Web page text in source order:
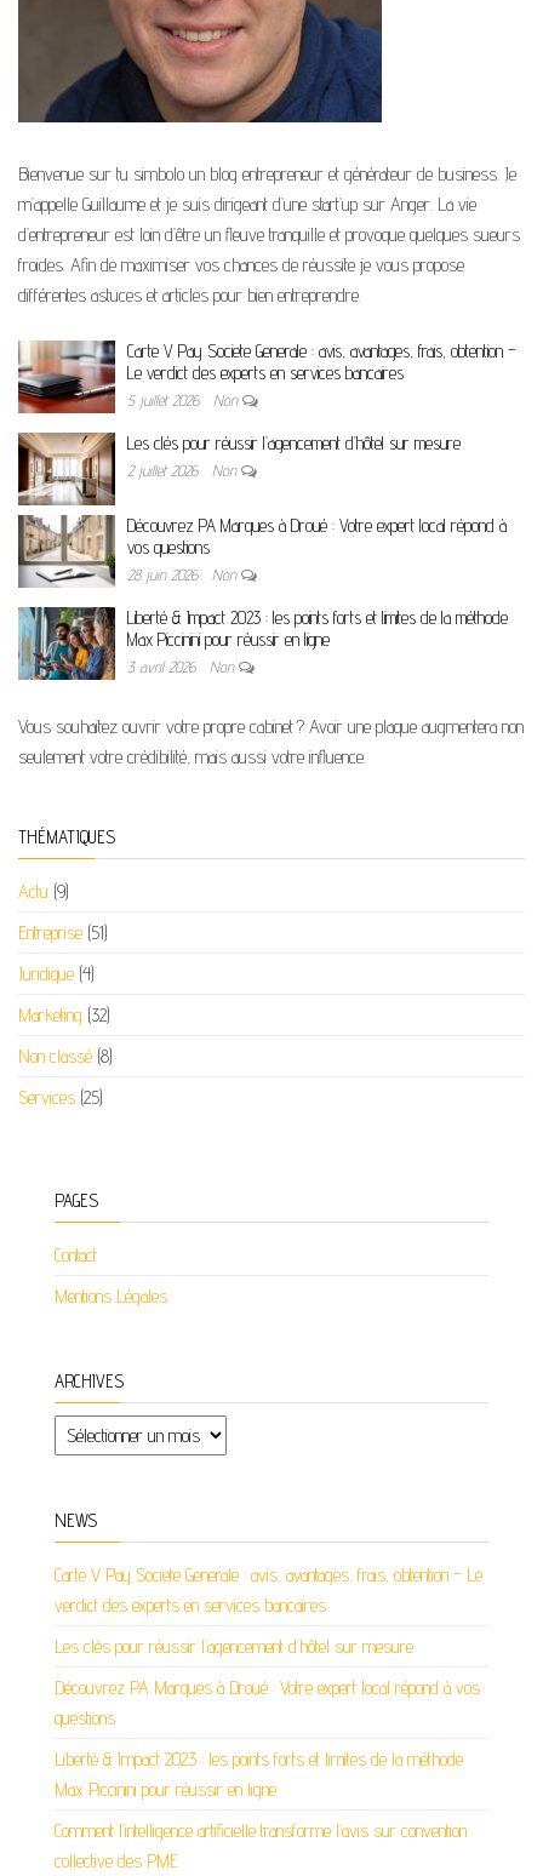
Bienvenue sur tu simbolo un blog entrepreneur et générateur de business. Je
m’appelle Guillaume et je suis dirigeant d’une start’up sur Anger. La vie
d’entrepreneur est loin d’être un fleuve tranquille et provoque quelques sueurs
froides. Afin de maximiser vos chances de réussite je vous propose
différentes astuces et articles pour bien entreprendre.
Carte V Pay Societe Generale : avis, avantages, frais, obtention –
Le verdict des experts en services bancaires
5 juillet 2026 Non
Les clés pour réussir l’agencement d’hôtel sur mesure
2 juillet 2026 Non
Découvrez PA Marques à Droué : Votre expert local répond à
vos questions
28 juin 2026 Non
Liberté & Impact 2023 : les points forts et limites de la méthode
Max Piccinini pour réussir en ligne
3 avril 2026 Non
Vous souhaitez ouvrir votre propre cabinet ? Avoir une plaque augmentera non
seulement votre crédibilité, mais aussi votre influence.
THÉMATIQUES
Actu (9)
Entreprise (51)
Juridique (4)
Marketing (32)
Non classé (8)
Services (25)
PAGES
Contact
Mentions Légales
ARCHIVES
Archives
NEWS
Carte V Pay Societe Generale : avis, avantages, frais, obtention – Le
verdict des experts en services bancaires
Les clés pour réussir l’agencement d’hôtel sur mesure
Découvrez PA Marques à Droué : Votre expert local répond à vos
questions
Liberté & Impact 2023 : les points forts et limites de la méthode
Max Piccinini pour réussir en ligne
Comment l’intelligence artificielle transforme l’avis sur convention
collective des PME